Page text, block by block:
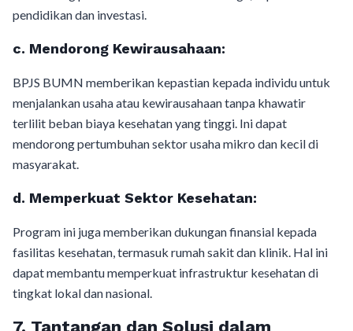
pendidikan dan investasi.
c. Mendorong Kewirausahaan:
BPJS BUMN memberikan kepastian kepada individu untuk
menjalankan usaha atau kewirausahaan tanpa khawatir
terlilit beban biaya kesehatan yang tinggi. Ini dapat
mendorong pertumbuhan sektor usaha mikro dan kecil di
masyarakat.
d. Memperkuat Sektor Kesehatan:
Program ini juga memberikan dukungan finansial kepada
fasilitas kesehatan, termasuk rumah sakit dan klinik. Hal ini
dapat membantu memperkuat infrastruktur kesehatan di
tingkat lokal dan nasional.
7. Tantangan dan Solusi dalam